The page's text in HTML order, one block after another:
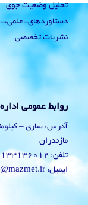
تحلیل وضعیت جوی
دستاوردهای-
نشریات تخصصی
روابط عمومی
مازندران
تلفن: 01133136012
ایمیل: info@mazmet.ir